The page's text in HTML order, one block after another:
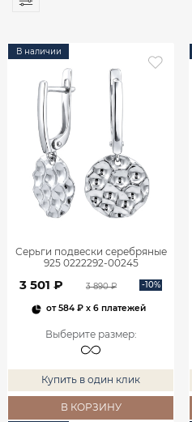
В наличии
Серьги подвески серебряные
925 0222292-00245
3 501 ₽ 3 890 ₽ -10%
от584 ₽x 6 платежей
Выберите размер:
Купить в один клик
В КОРЗИНУ